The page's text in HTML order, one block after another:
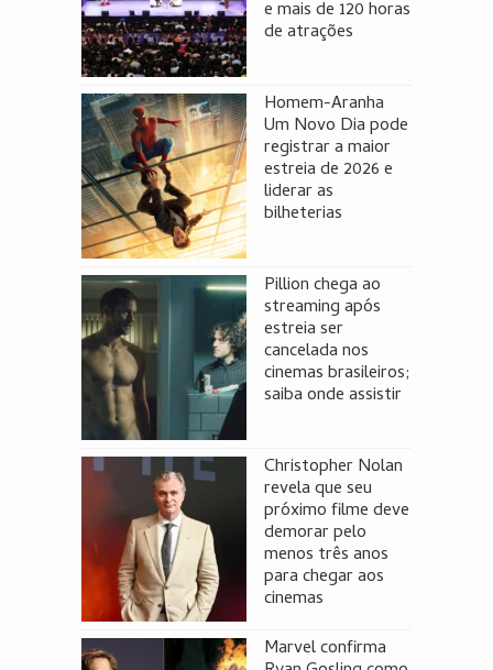
e mais de 120 horas
de atrações
Homem-Aranha
Um Novo Dia pode
registrar a maior
estreia de 2026 e
liderar as
bilheterias
Pillion chega ao
streaming após
estreia ser
cancelada nos
cinemas brasileiros;
saiba onde assistir
Christopher Nolan
revela que seu
próximo filme deve
demorar pelo
menos três anos
para chegar aos
cinemas
Marvel confirma